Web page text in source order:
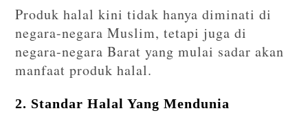
Produk halal kini tidak hanya diminati di
negara-negara Muslim, tetapi juga di
negara-negara Barat yang mulai sadar akan
manfaat produk halal.
2. Standar Halal Yang Mendunia